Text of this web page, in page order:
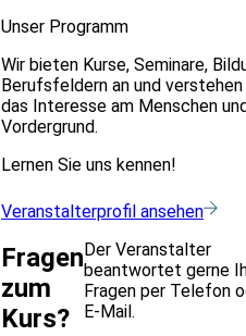
Unser Programm
Wir bieten Kurse, Seminare,
Berufsfeldern an und
das Interesse am Menschen
Vordergrund.
Lernen Sie uns kennen!
Veranstalterprofil ansehen
Fragen
zum
Kurs?
Der Veranstalter
beantwortet gerne
Fragen per Telefon
E-Mail.